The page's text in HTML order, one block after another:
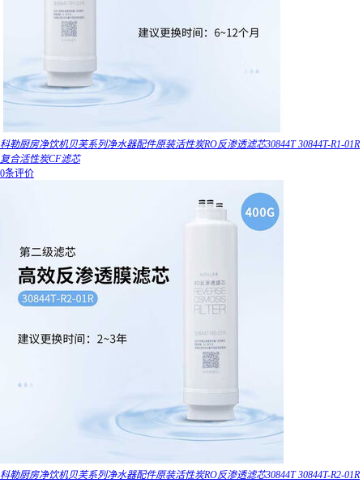
科勒厨房净饮机贝芙系列净水器配件原装活性炭RO反渗透滤芯30844T 30844T-R1-01R
复合活性炭CF滤芯
0条评价
科勒厨房净饮机贝芙系列净水器配件原装活性炭RO反渗透滤芯30844T 30844T-R2-01R